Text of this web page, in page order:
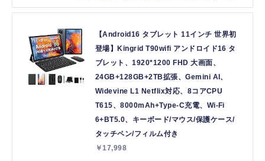
【Android16 タブレット 11インチ 世界初
登場】Kingrid T90wifi アンドロイド16 タ
ブレット、1920*1200 FHD 大画面、
24GB+128GB+2TB拡張、Gemini AI、
Widevine L1 Netflix対応、8コアCPU
T615、8000mAh+Type-C充電、Wi-Fi
6+BT5.0、キーボード/マウス/保護ケース/
タッチペン/フィルム付き
￥17,998